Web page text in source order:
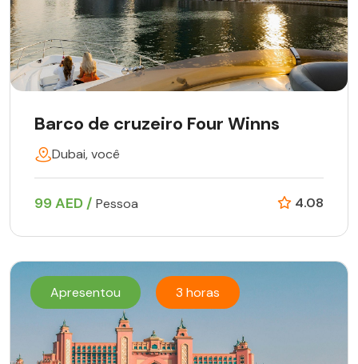
Barco de cruzeiro Four Winns
Dubai, você
99 AED / Pessoa 4.08
Apresentou 3 horas